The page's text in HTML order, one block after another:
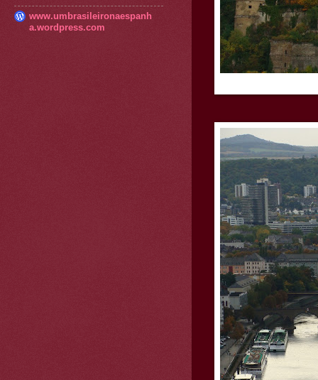
www.umbrasileironaespanh
a.wordpress.com